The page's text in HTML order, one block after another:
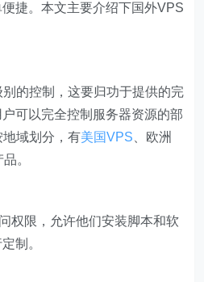
捷。本文主要介绍下国外VPS
的控制，这要归功于提供的完
可以完全控制服务器资源的部
域划分，有美国VPS 、欧洲
。
权限，允许他们安装脚本和软
制。